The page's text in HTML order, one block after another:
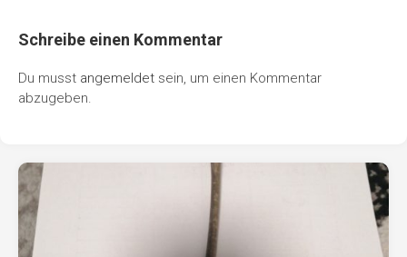
Schreibe einen Kommentar
Du musst angemeldet sein, um einen Kommentar
abzugeben.